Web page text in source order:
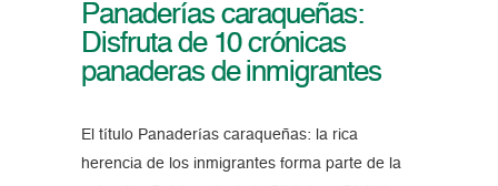
Panaderías caraqueñas:
Disfruta de 10 crónicas
panaderas de inmigrantes
El título Panaderías caraqueñas: la rica
herencia de los inmigrantes forma parte de la